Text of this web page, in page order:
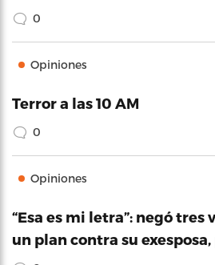
0
Opiniones
Terror a las 10 AM
0
Opiniones
“Esa es mi letra”: negó tres
un plan contra su